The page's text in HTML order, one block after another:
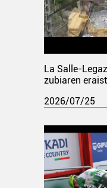
La Salle-
zubiaren
2026/07/25